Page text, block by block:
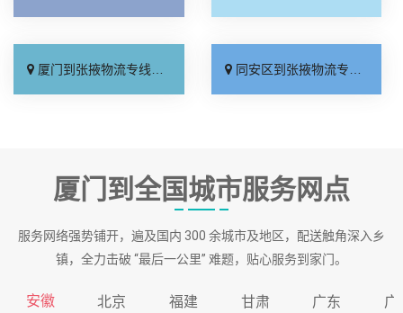
厦门到张掖物流专线_直达往返「全境配送」 同安区到张掖物流专线_全程无虑「随叫随到」
厦门到全国城市服务网点
服务网络强势铺开，遍及国内 300 余城市及地区，配送触角深入乡
镇，全力击破 “最后一公里” 难题，贴心服务到家门。
安徽 北京 福建 甘肃 广东 广